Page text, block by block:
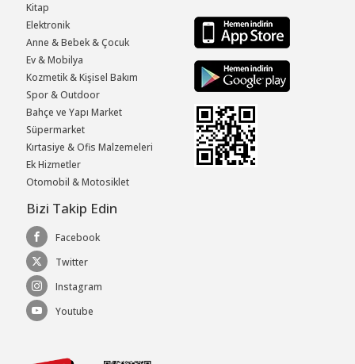
Kitap
Elektronik
Anne & Bebek & Çocuk
Ev & Mobilya
Kozmetik & Kişisel Bakım
Spor & Outdoor
Bahçe ve Yapı Market
Süpermarket
Kırtasiye & Ofis Malzemeleri
Ek Hizmetler
Otomobil & Motosiklet
Bizi Takip Edin
Facebook
Twitter
Instagram
Youtube